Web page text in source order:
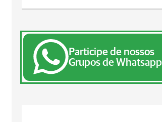
Participe de nossos
Grupos de Whatsapp